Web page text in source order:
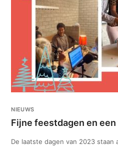
NIEUWS
Fijne feestdagen en
De laatste dagen van 2023 staan